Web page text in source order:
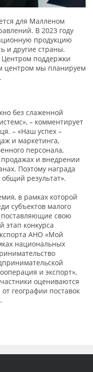
для Малленом
В 2023 году
продукцию
и другие страны.
Центром поддержки
центром мы планируем
без слаженной
– комментирует
– «Наш успех –
и маркетинга,
персонала,
и внедрении
Поэтому награда
результат».
в рамках которой
субъектов малого
поставляющие свою
этап конкурса
АНО «Мой
национальных
и экспорт»,
оцениваются
географии поставок